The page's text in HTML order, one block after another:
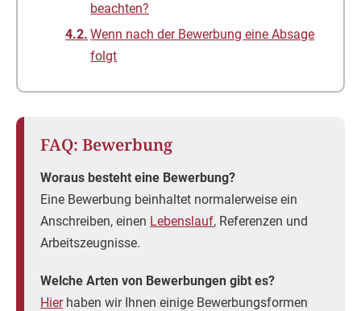
beachten?
Wenn nach der Bewerbung eine Absage
folgt
FAQ: Bewerbung
Woraus besteht eine Bewerbung?
Eine Bewerbung beinhaltet normalerweise ein
Anschreiben, einen Lebenslauf, Referenzen und
Arbeitszeugnisse.
Welche Arten von Bewerbungen gibt es?
Hierhaben wir Ihnen einige Bewerbungsformen